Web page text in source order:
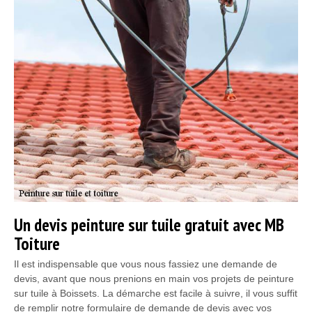
Un devis peinture sur tuile gratuit avec MB
Toiture
Il est indispensable que vous nous fassiez une demande de
devis, avant que nous prenions en main vos projets de peinture
sur tuile à Boissets. La démarche est facile à suivre, il vous suffit
de remplir notre formulaire de demande de devis avec vos